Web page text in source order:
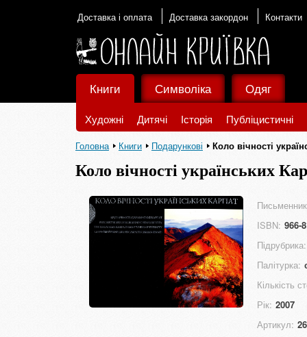
Доставка і оплата Доставка закордон Контакти
Книги
Художні Дитячі Історія Публіцистичні
Символіка Одяг
Головна Книги Подарункові Коло вічності
Коло вічності українських
ISBN: 966-
Підрубрика:
Палітурка:
Кількість
Рік: 2007
Артикул: